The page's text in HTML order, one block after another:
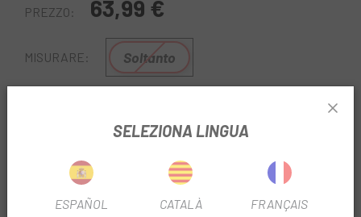
PREZZO: 63,99 €
MISURARE: Soltanto
SELEZIONA LINGUA
ESPAÑOL CATALÀ FRANÇAIS